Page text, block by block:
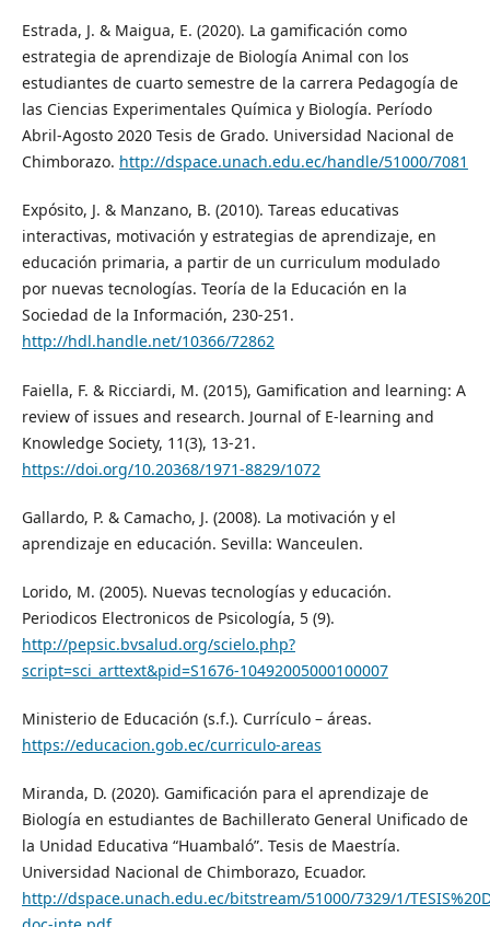
Estrada, J. & Maigua, E. (2020). La gamificación como
estrategia de aprendizaje de Biología Animal con los
estudiantes de cuarto semestre de la carrera Pedagogía de
las Ciencias Experimentales Química y Biología. Período
Abril-Agosto 2020 Tesis de Grado. Universidad Nacional de
Chimborazo. http://dspace.unach.edu.ec/handle/51000/7081
Expósito, J. & Manzano, B. (2010). Tareas educativas
interactivas, motivación y estrategias de aprendizaje, en
educación primaria, a partir de un curriculum modulado
por nuevas tecnologías. Teoría de la Educación en la
Sociedad de la Información, 230-251.
http://hdl.handle.net/10366/72862
Faiella, F. & Ricciardi, M. (2015), Gamification and learning: A
review of issues and research. Journal of E-learning and
Knowledge Society, 11(3), 13-21.
https://doi.org/10.20368/1971-8829/1072
Gallardo, P. & Camacho, J. (2008). La motivación y el
aprendizaje en educación. Sevilla: Wanceulen.
Lorido, M. (2005). Nuevas tecnologías y educación.
Periodicos Electronicos de Psicología, 5 (9).
http://pepsic.bvsalud.org/scielo.php?
script=sci_arttext&pid=S1676-10492005000100007
Ministerio de Educación (s.f.). Currículo – áreas.
https://educacion.gob.ec/curriculo-areas
Miranda, D. (2020). Gamificación para el aprendizaje de
Biología en estudiantes de Bachillerato General Unificado de
la Unidad Educativa “Huambaló”. Tesis de Maestría.
Universidad Nacional de Chimborazo, Ecuador.
http://dspace.unach.edu.ec/bitstream/51000/7329/1/